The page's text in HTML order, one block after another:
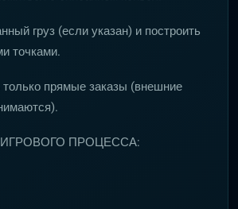
груз (если указан) и построить
точками.
только прямые заказы (внешние
ПРОЦЕССА: